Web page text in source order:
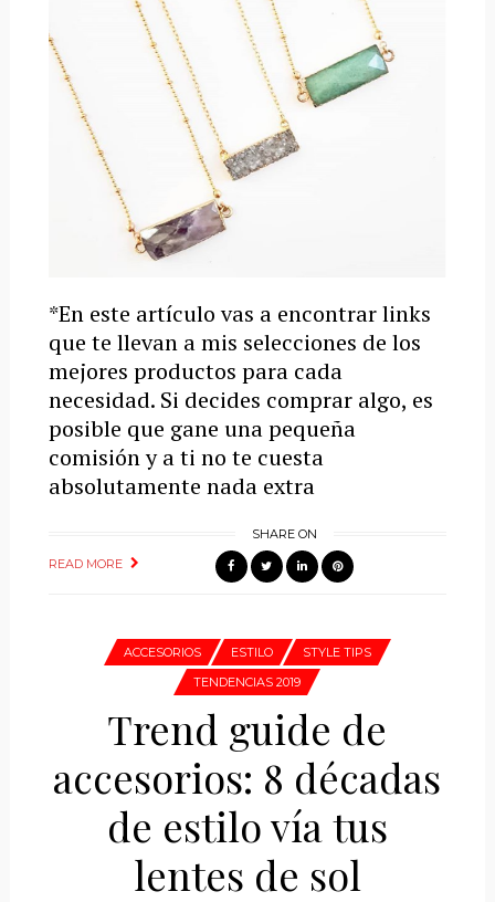
*En este artículo vas a encontrar links
que te llevan a mis selecciones de los
mejores productos para cada
necesidad. Si decides comprar algo, es
posible que gane una pequeña
comisión y a ti no te cuesta
absolutamente nada extra
READ MORE
SHARE ON
ACCESORIOS ESTILO
STYLE TIPS
TENDENCIAS 2019
Trend guide de
accesorios: 8 décadas
de estilo vía tus
lentes de sol